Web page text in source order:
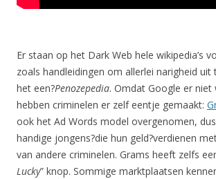
Er staan op het Dark Web hele wikipedia’s
zoals handleidingen om allerlei narigheid uit
het een?Penozepedia. Omdat Google er niet
hebben criminelen er zelf eentje gemaakt:
ook het Ad Words model overgenomen,
handige jongens?die hun geld?verdienen
van andere criminelen. Grams heeft zelfs
Lucky” knop. Sommige marktplaatsen